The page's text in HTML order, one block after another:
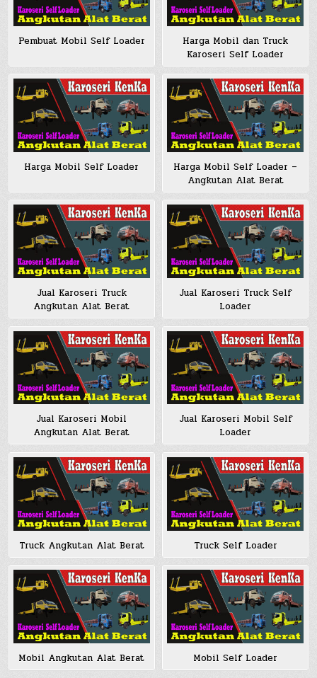
Pembuat Mobil Self Loader
Harga Mobil dan Truck
Karoseri Self Loader
Harga Mobil Self Loader
Harga Mobil Self Loader –
Angkutan Alat Berat
Jual Karoseri Truck
Angkutan Alat Berat
Jual Karoseri Truck Self
Loader
Jual Karoseri Mobil
Angkutan Alat Berat
Jual Karoseri Mobil Self
Loader
Truck Angkutan Alat Berat Truck Self Loader
Mobil Angkutan Alat Berat Mobil Self Loader